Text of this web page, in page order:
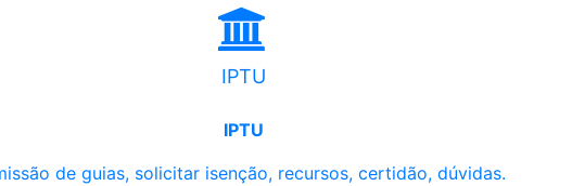
IPTU
IPTU
de guias, solicitar isenção, recursos, certidão, dúvidas.